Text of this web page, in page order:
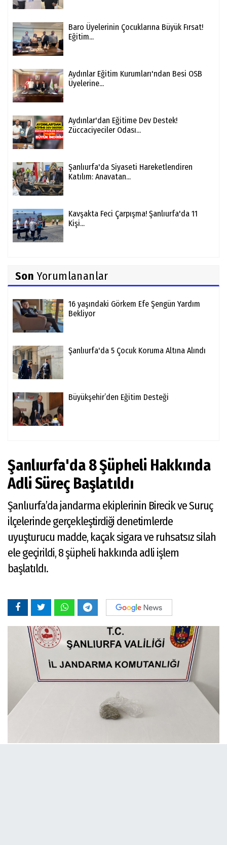
Baro Üyelerinin Çocuklarına Büyük Fırsat!
Eğitim...
Aydınlar Eğitim Kurumları'ndan Besi OSB
Üyelerine...
Aydınlar'dan Eğitime Dev Destek!
Züccaciyeciler Odası...
Şanlıurfa'da Siyaseti Hareketlendiren
Katılım: Anavatan...
Kavşakta Feci Çarpışma! Şanlıurfa'da 11
Kişi...
Son Yorumlananlar
16 yaşındaki Görkem Efe Şengün Yardım
Bekliyor
Şanlıurfa'da 5 Çocuk Koruma Altına Alındı
Büyükşehir’den Eğitim Desteği
Şanlıurfa'da 8 Şüpheli Hakkında
Adli Süreç Başlatıldı
Şanlıurfa’da jandarma ekiplerinin Birecik ve Suruç
ilçelerinde gerçekleştirdiği denetimlerde
uyuşturucu madde, kaçak sigara ve ruhsatsız silah
ele geçirildi, 8 şüpheli hakkında adli işlem
başlatıldı.